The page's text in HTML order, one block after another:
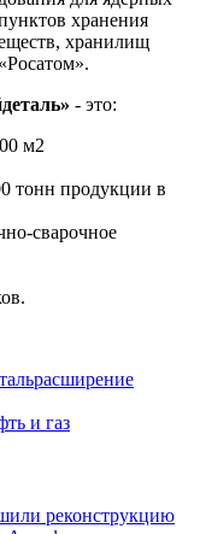
хранения
хранилищ
- это:
м2
тонн продукции в
сварочное
расширение
и газ